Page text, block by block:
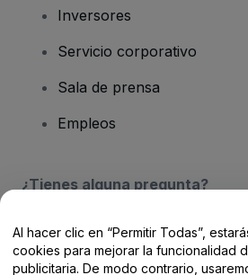
Inversores
Servicio corporativo
Sala de prensa
Empleos
¿Tienes alguna pregunta?
Centro de Ayuda / Contacto
Al hacer clic en “Permitir Todas”,
cookies para mejorar la funcionalidad
publicitaria. De modo contrario,